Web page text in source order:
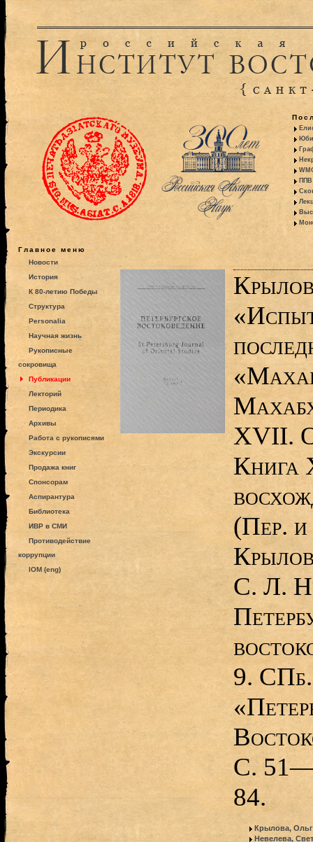
ППВ
Главное меню
Новости
История
К 80-летию Победы
Структура
Personalia
Научная жизнь
Рукописные
сокровища
Публикации
Лекторий
Периодика
Архивы
Работа с рукописями
Экскурсии
Продажа книг
Спонсорам
Аспирантура
Библиотека
ИВР в СМИ
Противодействие
коррупции
IOM (eng)
XVII.
Книга
(Пер.
С. Л.
9.
С.
84.
Крылова,
Невелева,